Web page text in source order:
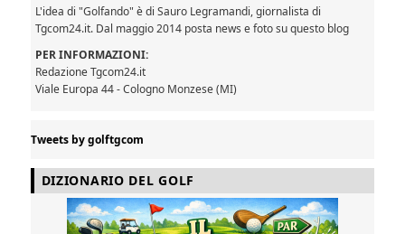
L'idea di "Golfando" è di Sauro Legramandi, giornalista di
Tgcom24.it. Dal maggio 2014 posta news e foto su questo blog
PER INFORMAZIONI:
Redazione Tgcom24.it
Viale Europa 44 - Cologno Monzese (MI)
Tweets by golftgcom
DIZIONARIO DEL GOLF